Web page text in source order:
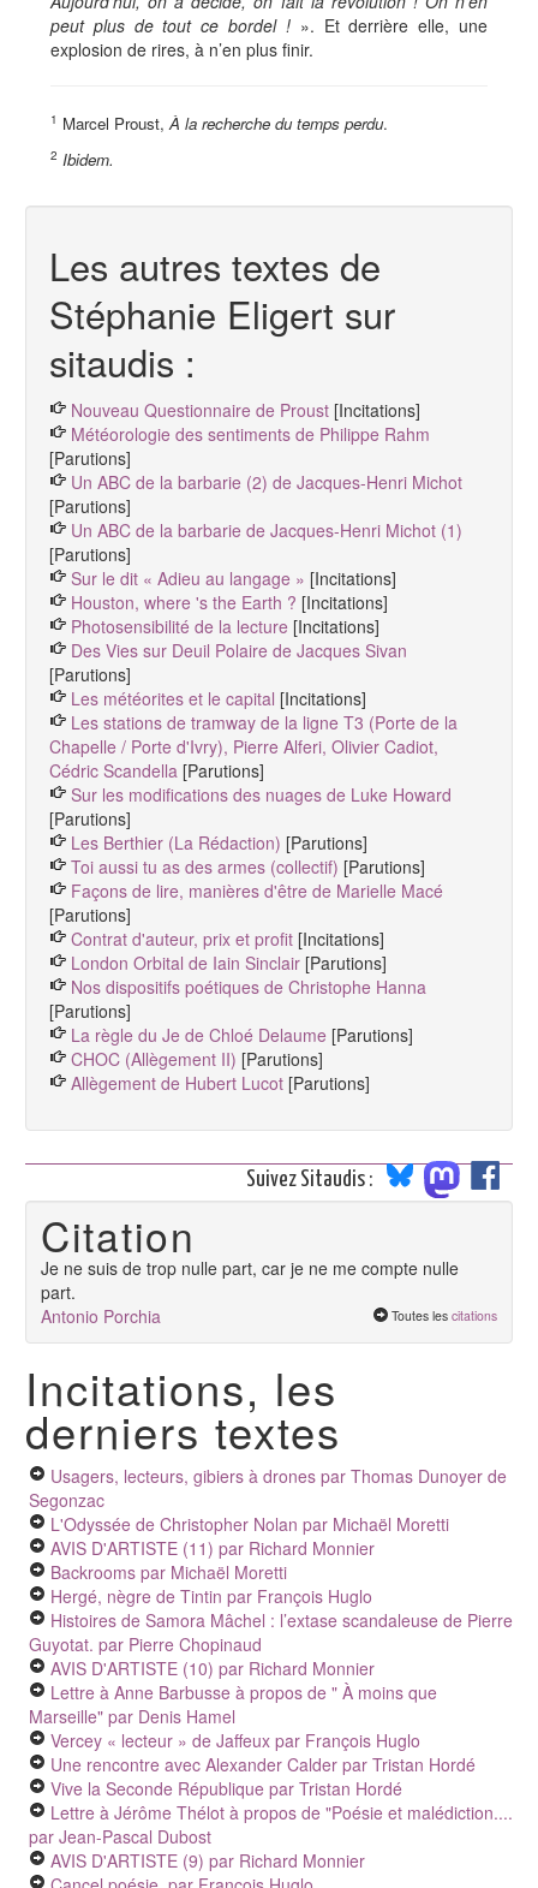
peut plus de tout ce bordel ! ». Et derrière elle, une
explosion de rires, à n’en plus finir.
1 Marcel Proust,À la recherche du temps perdu.
2 Ibidem.
Les autres textes de
Stéphanie Eligert sur
sitaudis :
Nouveau Questionnaire de Proust [Incitations]
Météorologie des sentiments de Philippe Rahm
[Parutions]
Un ABC de la barbarie (2) de Jacques-Henri Michot
[Parutions]
Un ABC de la barbarie de Jacques-Henri Michot (1)
[Parutions]
Sur le dit « Adieu au langage » [Incitations]
Houston, where 's the Earth ? [Incitations]
Photosensibilité de la lecture [Incitations]
Des Vies sur Deuil Polaire de Jacques Sivan
[Parutions]
Les météorites et le capital [Incitations]
Les stations de tramway de la ligne T3 (Porte de la
Chapelle / Porte d'Ivry), Pierre Alferi, Olivier Cadiot,
Cédric Scandella [Parutions]
Sur les modifications des nuages de Luke Howard
[Parutions]
Les Berthier (La Rédaction) [Parutions]
Toi aussi tu as des armes (collectif) [Parutions]
Façons de lire, manières d'être de Marielle Macé
[Parutions]
Contrat d'auteur, prix et profit [Incitations]
London Orbital de Iain Sinclair [Parutions]
Nos dispositifs poétiques de Christophe Hanna
[Parutions]
La règle du Je de Chloé Delaume [Parutions]
CHOC (Allègement II) [Parutions]
Allègement de Hubert Lucot [Parutions]
Suivez Sitaudis :
Citation
Je ne suis de trop nulle part, car je ne me compte nulle
part.
Antonio Porchia
Toutes les citations
Incitations, les
derniers textes
Usagers, lecteurs, gibiers à drones par Thomas Dunoyer de
Segonzac
L'Odyssée de Christopher Nolan par Michaël Moretti
AVIS D'ARTISTE (11) par Richard Monnier
Backrooms par Michaël Moretti
Hergé, nègre de Tintin par François Huglo
Histoires de Samora Mâchel : l’extase scandaleuse de Pierre
Guyotat. par Pierre Chopinaud
AVIS D'ARTISTE (10) par Richard Monnier
Lettre à Anne Barbusse à propos de " À moins que
Marseille" par Denis Hamel
Vercey « lecteur » de Jaffeux par François Huglo
Une rencontre avec Alexander Calder par Tristan Hordé
Vive la Seconde République par Tristan Hordé
Lettre à Jérôme Thélot à propos de "Poésie et malédiction....
par Jean-Pascal Dubost
AVIS D'ARTISTE (9) par Richard Monnier